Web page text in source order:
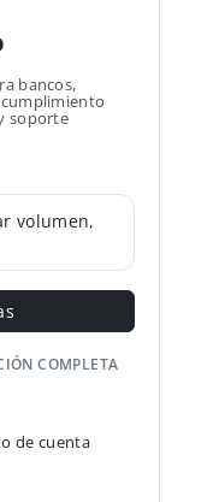
bancos,
soporte
volumen,
COMPLETA
de cuenta